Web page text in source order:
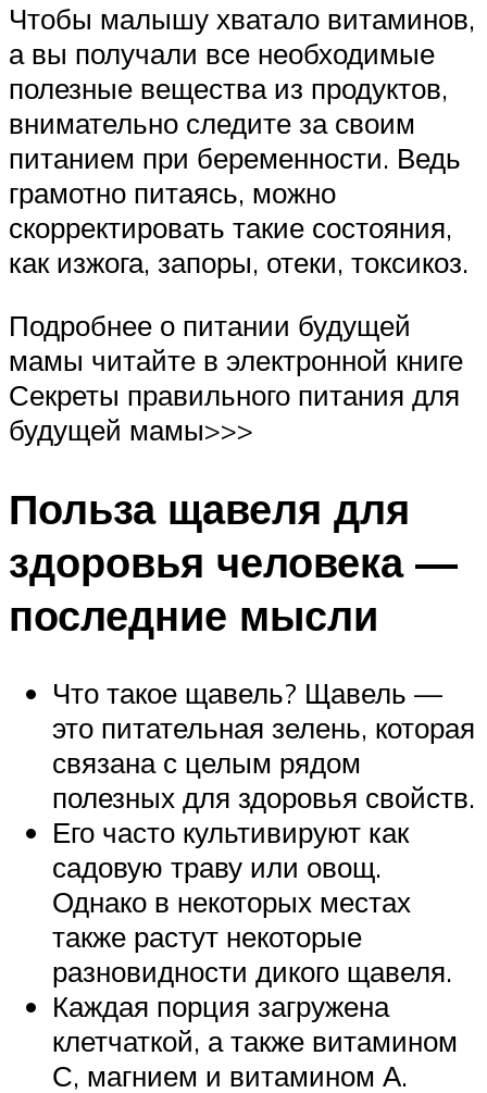
Чтобы малышу хватало витаминов,
а вы получали все необходимые
полезные вещества из продуктов,
внимательно следите за своим
питанием при беременности. Ведь
грамотно питаясь, можно
скорректировать такие состояния,
как изжога, запоры, отеки, токсикоз.
Подробнее о питании будущей
мамы читайте в электронной книге
Секреты правильного питания для
будущей мамы>>>
Польза щавеля для
здоровья человека —
последние мысли
Что такое щавель? Щавель —
это питательная зелень, которая
связана с целым рядом
полезных для здоровья свойств.
Его часто культивируют как
садовую траву или овощ.
Однако в некоторых местах
также растут некоторые
разновидности дикого щавеля.
Каждая порция загружена
клетчаткой, а также витамином
С, магнием и витамином А.